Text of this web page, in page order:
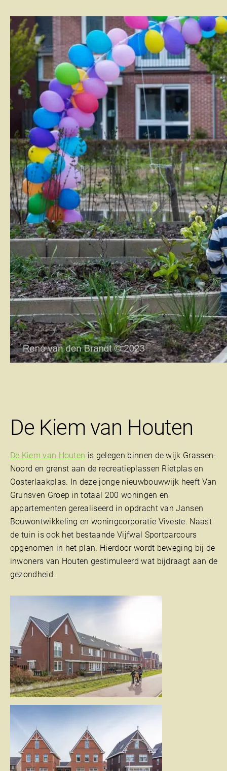
De Kiem van Houten
De Kiem van Houten is gelegen binnen de wijk Grassen-
Noord en grenst aan de recreatieplassen Rietplas en
Oosterlaakplas. In deze jonge nieuwbouwwijk heeft Van
Grunsven Groep in totaal 200 woningen en
appartementen gerealiseerd in opdracht van Jansen
Bouwontwikkeling en woningcorporatie Viveste. Naast
de tuin is ook het bestaande Vijfwal Sportparcours
opgenomen in het plan. Hierdoor wordt beweging bij de
inwoners van Houten gestimuleerd wat bijdraagt aan de
gezondheid.